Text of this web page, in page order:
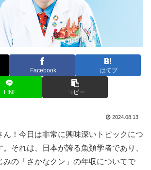
Facebook はてブ
LINE コピー
2024.08.13
ん！今日は非常に興味深いトピックにつ
それは、日本が誇る魚類学者であり、
みの「さかなクン」の年収についてで